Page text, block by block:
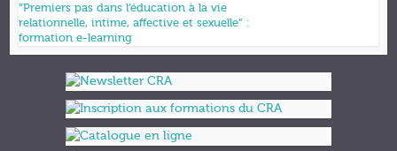
“Premiers pas dans l’éducation à la vie
relationnelle, intime, affective et sexuelle” :
formation e-learning